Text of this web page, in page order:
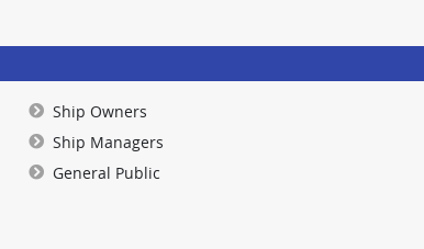
Ship Owners
Ship Managers
General Public